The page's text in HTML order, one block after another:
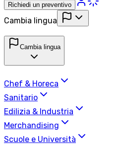
Richiedi un preventivo
Cambia lingua
Cambia lingua
Chef & Horeca
Sanitario
Edilizia & Industria
Merchandising
Scuole e Università